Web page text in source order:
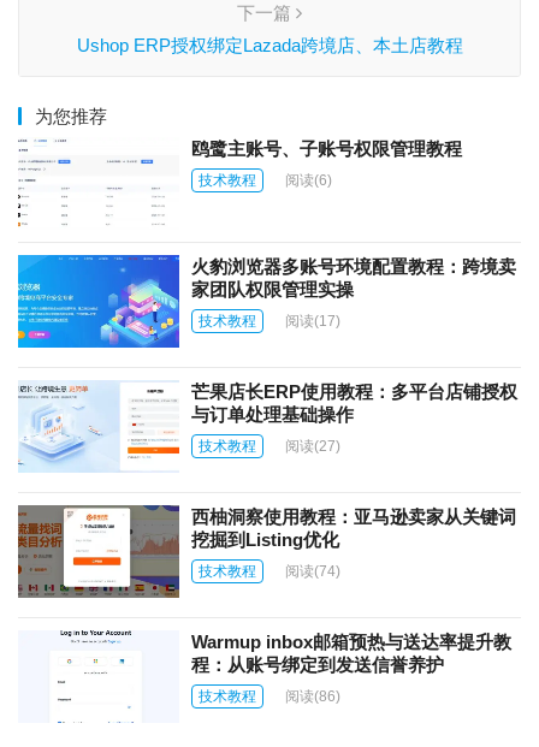
下一篇
Ushop ERP授权绑定Lazada跨境店、本土店教程
为您推荐
鸥鹭主账号、子账号权限管理教程
技术教程 阅读(6)
火豹浏览器多账号环境配置教程：跨境卖
家团队权限管理实操
技术教程 阅读(17)
芒果店长ERP使用教程：多平台店铺授权
与订单处理基础操作
技术教程 阅读(27)
西柚洞察使用教程：亚马逊卖家从关键词
挖掘到Listing优化
技术教程 阅读(74)
Warmup inbox邮箱预热与送达率提升教
程：从账号绑定到发送信誉养护
技术教程 阅读(86)